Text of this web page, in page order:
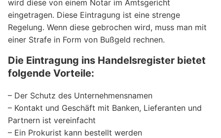
wird diese von einem Notar im Amtsgericht
eingetragen. Diese Eintragung ist eine strenge
Regelung. Wenn diese gebrochen wird, muss man mit
einer Strafe in Form von Bußgeld rechnen.
Die Eintragung ins Handelsregister bietet
folgende Vorteile:
– Der Schutz des Unternehmensnamen
– Kontakt und Geschäft mit Banken, Lieferanten und
Partnern ist vereinfacht
– Ein Prokurist kann bestellt werden